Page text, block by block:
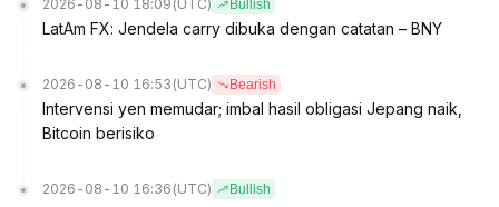
2026-08-10 18:09 (UTC) Bullish
LatAm FX: Jendela carry dibuka dengan catatan – BNY
2026-08-10 16:53 (UTC) Bearish
Intervensi yen memudar; imbal hasil obligasi Jepang naik,
Bitcoin berisiko
2026-08-10 16:36 (UTC) Bullish